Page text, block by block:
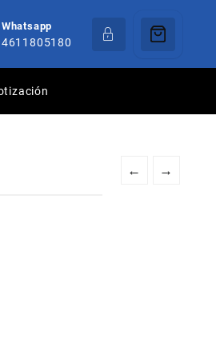
Whatsapp
4611805180
← →